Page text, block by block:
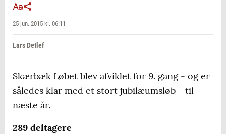
25 jun. 2015 kl. 06:11
Lars Detlef
Skærbæk Løbet blev afviklet for 9. gang - og er
således klar med et stort jubilæumsløb - til
næste år.
289 deltagere